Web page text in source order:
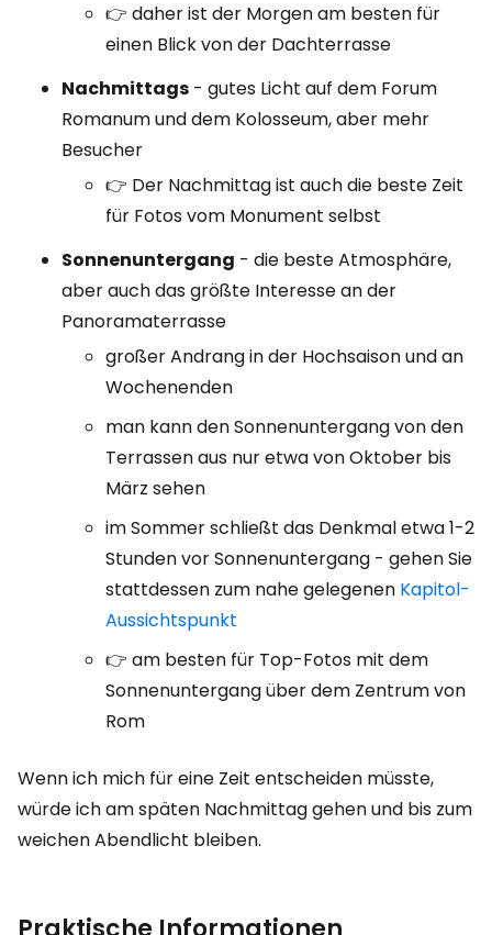
👉 daher ist der Morgen am besten für
einen Blick von der Dachterrasse
Nachmittags - gutes Licht auf dem Forum
Romanum und dem Kolosseum, aber mehr
Besucher
👉 Der Nachmittag ist auch die beste Zeit
für Fotos vom Monument selbst
Sonnenuntergang - die beste Atmosphäre,
aber auch das größte Interesse an der
Panoramaterrasse
großer Andrang in der Hochsaison und an
Wochenenden
man kann den Sonnenuntergang von den
Terrassen aus nur etwa von Oktober bis
März sehen
im Sommer schließt das Denkmal etwa 1-2
Stunden vor Sonnenuntergang - gehen Sie
stattdessen zum nahe gelegenen Kapitol-
Aussichtspunkt
👉 am besten für Top-Fotos mit dem
Sonnenuntergang über dem Zentrum von
Rom
Wenn ich mich für eine Zeit entscheiden müsste,
würde ich am späten Nachmittag gehen und bis zum
weichen Abendlicht bleiben.